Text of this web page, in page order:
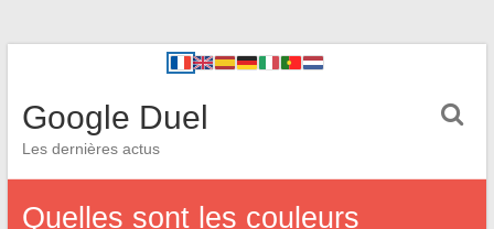
Google Duel
Les dernières actus
Quelles sont les couleurs